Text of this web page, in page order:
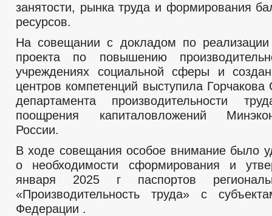
занятости, рынка труда и формирования
ресурсов.
На совещании с докладом по реализации
проекта по повышению
учреждениях социальной сферы и
центров компетенций выступила
департамента производительности
поощрения капиталовложений
России.
В ходе совещания особое внимание было
о необходимости сформирования и
января 2025 г паспортов
«Производительность труда» с
Федерации .